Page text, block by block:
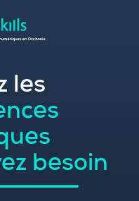
les
besoin